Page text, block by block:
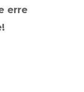
erre